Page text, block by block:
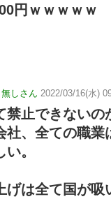
円ｗｗｗｗｗ
しさん 2022/03/16(水)
禁止できないの
社、全ての職業
。
げは全て国が吸